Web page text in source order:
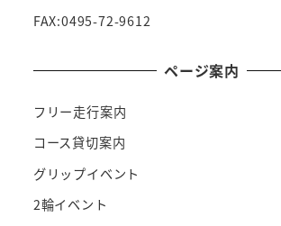
FAX:0495-72-9612
ページ案内
フリー走行案内
コース貸切案内
グリップイベント
2輪イベント